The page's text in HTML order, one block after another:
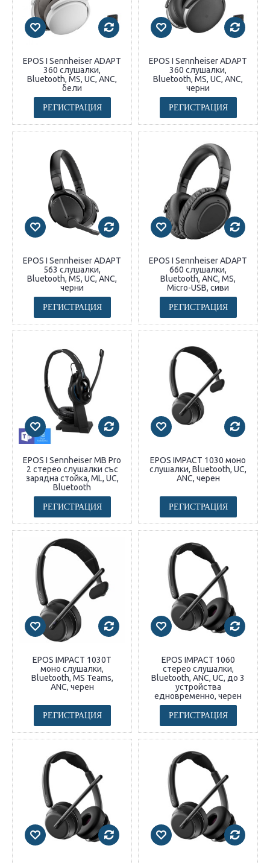
EPOS I Sennheiser ADAPT
360 слушалки,
Bluetooth, MS, UC, ANC,
бели
РЕГИСТРАЦИЯ
EPOS I Sennheiser ADAPT
360 слушалки,
Bluetooth, MS, UC, ANC,
черни
РЕГИСТРАЦИЯ
EPOS I Sennheiser ADAPT
563 слушалки,
Bluetooth, MS, UC, ANC,
черни
РЕГИСТРАЦИЯ
EPOS I Sennheiser ADAPT
660 слушалки,
Bluetooth, ANC, MS,
Micro-USB, сиви
РЕГИСТРАЦИЯ
EPOS I Sennheiser MB Pro
2 стерео слушалки със
зарядна стойка, ML, UC,
Bluetooth
РЕГИСТРАЦИЯ
EPOS IMPACT 1030 моно
слушалки, Bluetooth, UC,
ANC, черен
РЕГИСТРАЦИЯ
EPOS IMPACT 1030T
моно слушалки,
Bluetooth, MS Teams,
ANC, черен
РЕГИСТРАЦИЯ
EPOS IMPACT 1060
стерео слушалки,
Bluetooth, ANC, UC, до 3
устройства
едновременно, черен
РЕГИСТРАЦИЯ